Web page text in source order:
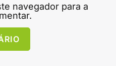
navegador para a